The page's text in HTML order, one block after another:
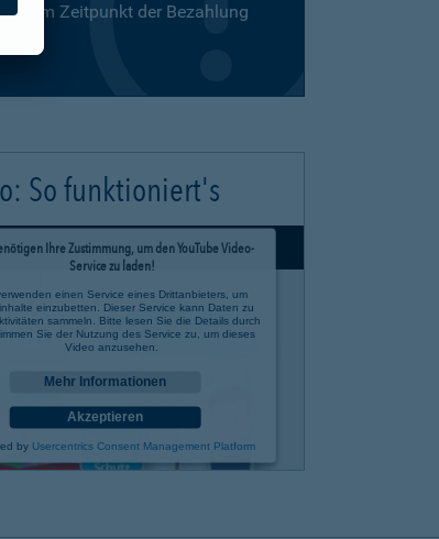
zum Zeitpunkt der Bezahlung
So funktioniert's
Ihre Zustimmung, um den YouTube Video-
Service zu laden!
einen Service eines Drittanbieters, um
einzubetten. Dieser Service kann Daten zu
sammeln. Bitte lesen Sie die Details durch
Sie der Nutzung des Service zu, um dieses
Video anzusehen.
Mehr Informationen
Akzeptieren
by Usercentrics Consent Management Platform